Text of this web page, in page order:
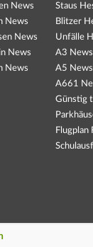
News
News
News
News
News
Staus
Blitzer
Unfälle
A3 News
A5 News
A661
Günstig
Flugplan